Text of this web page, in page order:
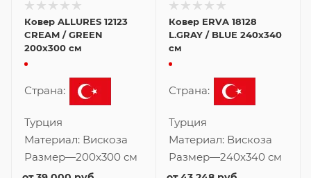
Ковер ALLURES 12123
CREAM / GREEN
200x300 см
Страна:
Турция
Материал: Вискоза
Размер—200x300 см
Ковер ERVA 18128
L.GRAY / BLUE 240x340
см
Страна:
Турция
Материал: Вискоза
Размер—240x340 см